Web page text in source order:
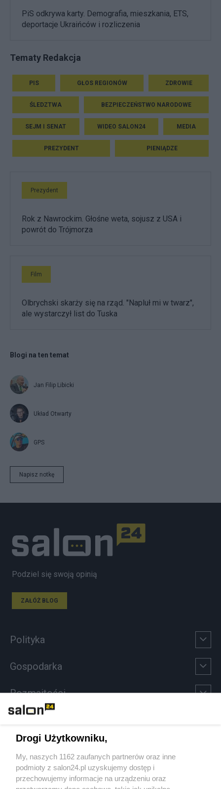
PiS odkrywa karty. Demografia, mieszkania, ETS,
deportacje Ukraińców i rozliczenia
Tematy Redakcja
PIS GŁOS REGIONÓW ZDROWIE
ŚLEDZTWA BEZPIECZEŃSTWO NARODOWE
SEJM I SENAT WIDEO SALON24 MEDIA
PREZYDENT PIENIĄDZE
Prezydent
Rok z Nawrockim. Głośne weta, sojusz z USA i
powrót do Trójmorza
Film
Olbrychski skarży się na rząd. "Napluł mi w twarz",
ale wystarczył list do Tuska
Blogi na ten temat
Jan Filip Libicki
Układ Otwarty
GPS
Napisz notkę
Podziel się swoją opinią
ZAŁÓŻ BLOG
Polityka
Gospodarka
Rozmaitości
Sport
Społeczeństwo
Drogi Użytkowniku,
My, naszych 1162 zaufanych partnerów oraz inne
podmioty z salon24.pl uzyskujemy dostęp i
przechowujemy informacje na urządzeniu oraz